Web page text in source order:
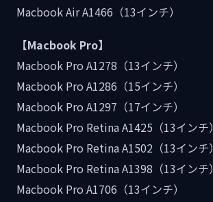
Macbook Air A1466（13インチ）
【Macbook Pro】
Macbook Pro A1278（13インチ）
Macbook Pro A1286（15インチ）
Macbook Pro A1297（17インチ）
Macbook Pro Retina A1425（13インチ）
Macbook Pro Retina A1502（13インチ）
Macbook Pro Retina A1398（13インチ）
Macbook Pro A1706（13インチ）